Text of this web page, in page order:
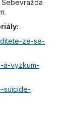
Sebevražda
ze-se-
a-vyzkum-
suicide-